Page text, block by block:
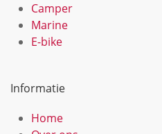
Camper
Marine
E-bike
Informatie
Home